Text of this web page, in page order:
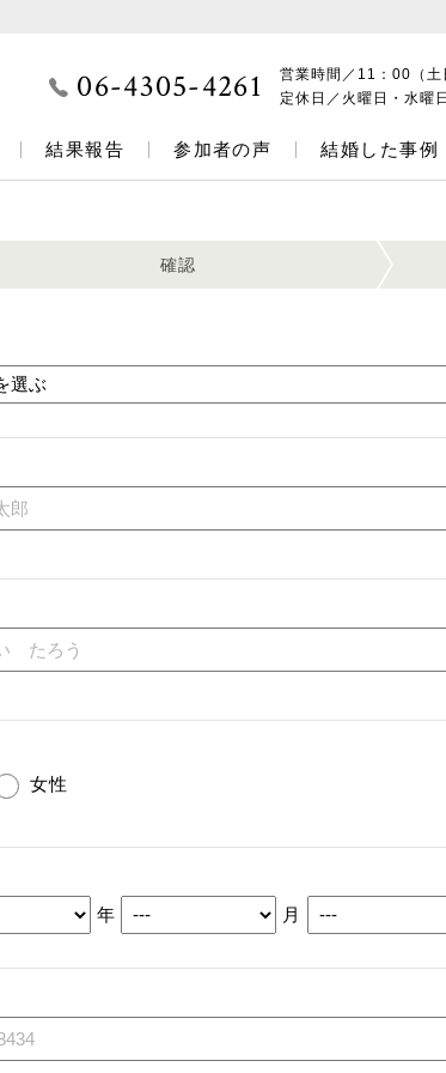
06-4305-4261 営業時間／ 11：00（
定休日／ 火曜日・水曜
結果報告 参加者の声 結婚した事例
確認
女性
年 月